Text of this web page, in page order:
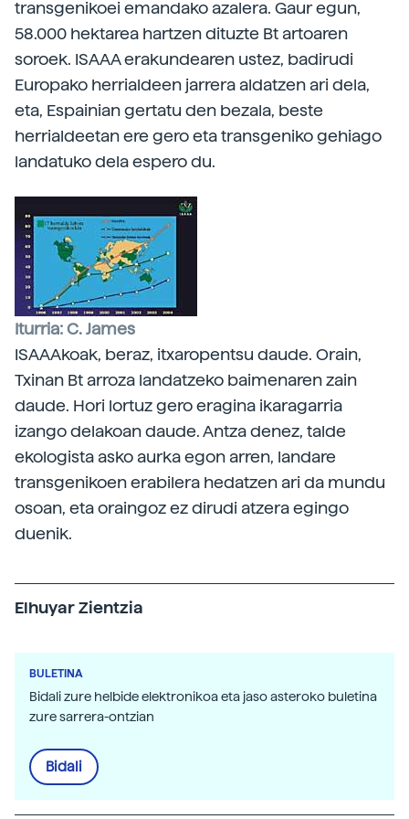
transgenikoei emandako azalera. Gaur egun,
58.000 hektarea hartzen dituzte Bt artoaren
soroek. ISAAA erakundearen ustez, badirudi
Europako herrialdeen jarrera aldatzen ari dela,
eta, Espainian gertatu den bezala, beste
herrialdeetan ere gero eta transgeniko gehiago
landatuko dela espero du.
Iturria: C. James
ISAAAkoak, beraz, itxaropentsu daude. Orain,
Txinan Bt arroza landatzeko baimenaren zain
daude. Hori lortuz gero eragina ikaragarria
izango delakoan daude. Antza denez, talde
ekologista asko aurka egon arren, landare
transgenikoen erabilera hedatzen ari da mundu
osoan, eta oraingoz ez dirudi atzera egingo
duenik.
Elhuyar Zientzia
BULETINA
Bidali zure helbide elektronikoa eta jaso asteroko buletina
zure sarrera-ontzian
Bidali